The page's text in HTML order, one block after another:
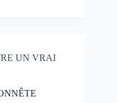
UN VRAI